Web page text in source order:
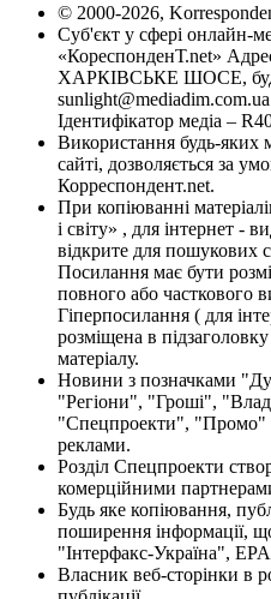
© 2000-2026,
Суб'єкт у сфері онлайн-
«КореспонденТ.net»
ХАРКІВСЬКЕ ШОСЕ,
sunlight@mediadim.com.ua
Ідентифікатор медіа –
Використання будь-яких
сайті, дозволяється за
Корреспондент.net.
При копіюванні
і світу» , для інтернет -
відкрите для пошукових
Посилання має бути
повного або часткового
Гіперпосилання ( для
розміщена в
матеріалу.
Новини з позначками
"Регіони", "Гроші",
"Спецпроекти", "Промо"
реклами.
Розділ Спецпроекти
комерційними
Будь яке копіювання,
поширення інформації,
"Інтерфакс-Україна",
Власник веб-сторінки в